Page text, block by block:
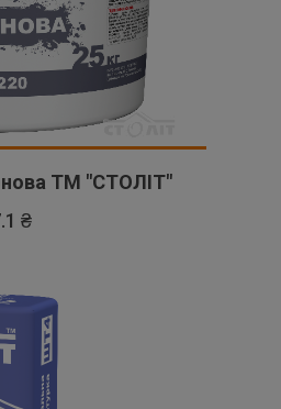
ТМ "СТОЛІТ"
₴